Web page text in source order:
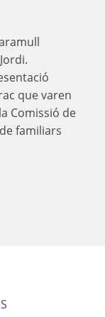
que varen
Comissió de
familiars